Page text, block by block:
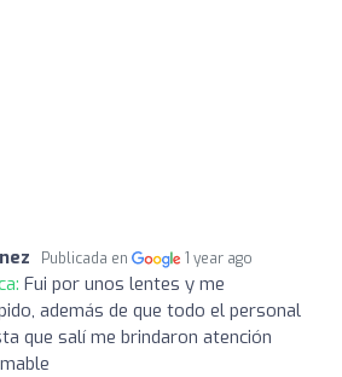
Publicada en 1 year ago
Fui por unos lentes y me
además de que todo el personal
que salí me brindaron atención